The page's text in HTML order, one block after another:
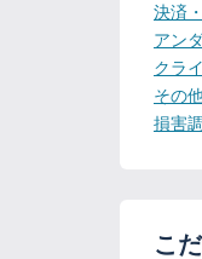
決済
アン
クラ
その
損害
こ